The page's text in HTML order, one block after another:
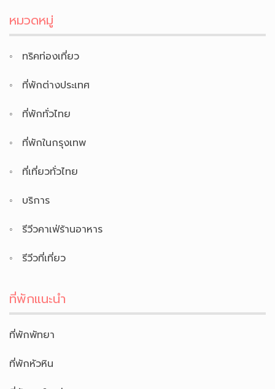
หมวดหมู่
ทริคท่องเที่ยว
ที่พักต่างประเทศ
ที่พักทั่วไทย
ที่พักในกรุงเทพ
ที่เที่ยวทั่วไทย
บริการ
รีวีวคาเฟ่ร้านอาหาร
รีวีวที่เที่ยว
ที่พักแนะนำ
ที่พักพัทยา
ที่พักหัวหิน